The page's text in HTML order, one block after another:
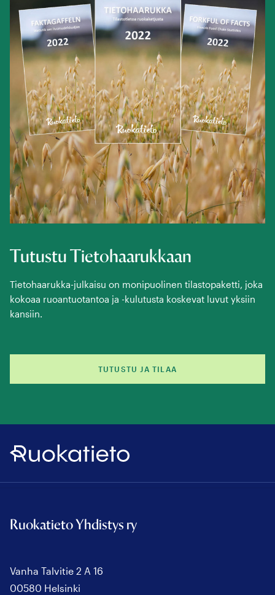
Tutustu Tietohaarukkaan
Tietohaarukka-julkaisu on monipuolinen tilastopaketti, joka
kokoaa ruoantuotantoa ja -kulutusta koskevat luvut yksiin
kansiin.
TUTUSTU JA TILAA
Ruokatieto
Ruokatieto Yhdistys ry
Vanha Talvitie 2 A 16
00580 Helsinki